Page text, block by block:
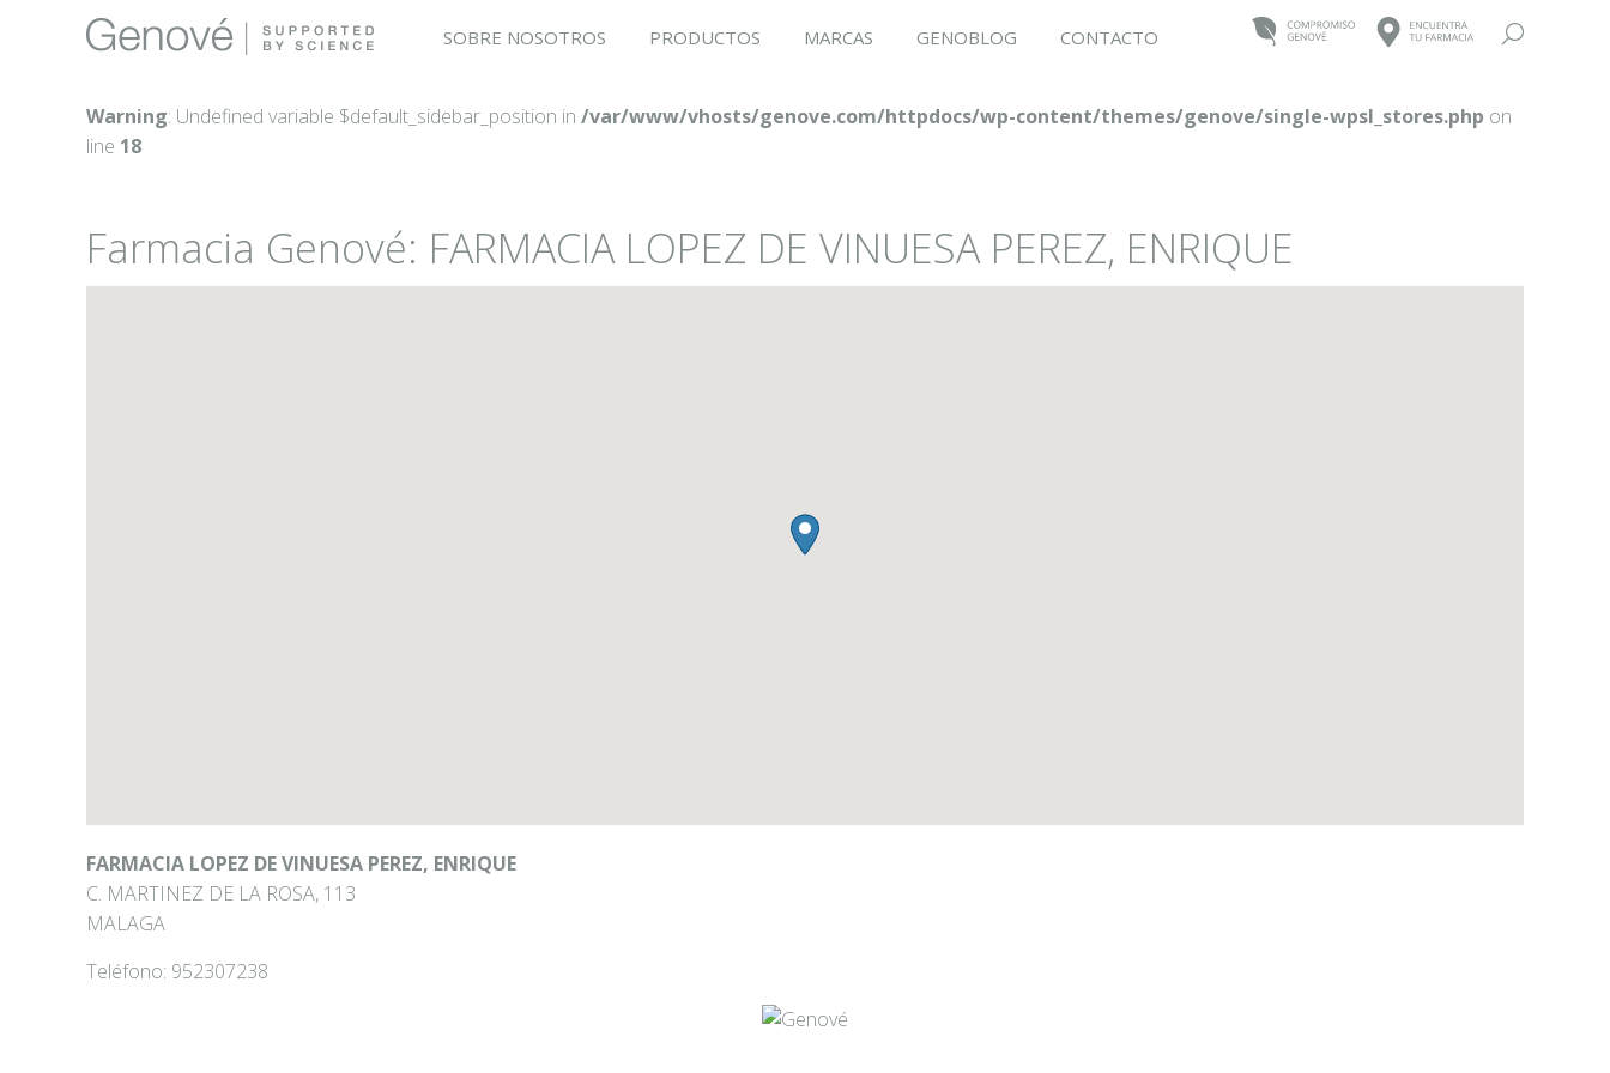
SOBRE NOSOTROS PRODUCTOS MARCAS GENOBLOG CONTACTO Buscar:
Warning: Undefined variable $default_sidebar_position in /var/www/vhosts/genove.com/httpdocs/wp-content/themes/genove/single-wpsl_stores.php on
line 18
Farmacia Genové: FARMACIA LOPEZ DE VINUESA PEREZ, ENRIQUE
FARMACIA LOPEZ DE VINUESA PEREZ, ENRIQUE
C. MARTINEZ DE LA ROSA, 113
MALAGA
Teléfono: 952307238